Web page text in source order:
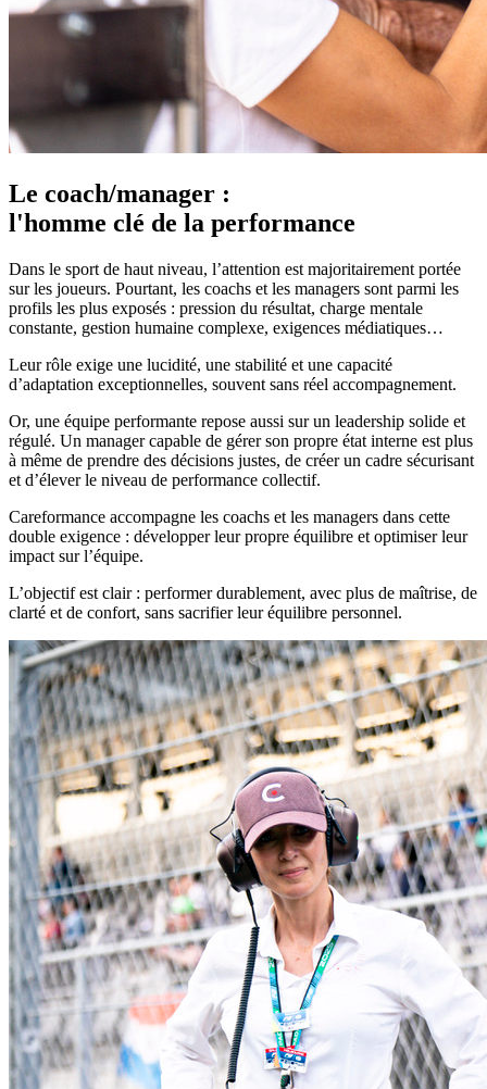
Le coach/manager :
l'homme clé de la performance
Dans le sport de haut niveau, l’attention est majoritairement portée
sur les joueurs. Pourtant, les coachs et les managers sont parmi les
profils les plus exposés : pression du résultat, charge mentale
constante, gestion humaine complexe, exigences médiatiques…
Leur rôle exige une lucidité, une stabilité et une capacité
d’adaptation exceptionnelles, souvent sans réel accompagnement.
Or, une équipe performante repose aussi sur un leadership solide et
régulé. Un manager capable de gérer son propre état interne est plus
à même de prendre des décisions justes, de créer un cadre sécurisant
et d’élever le niveau de performance collectif.
Careformance accompagne les coachs et les managers dans cette
double exigence : développer leur propre équilibre et optimiser leur
impact sur l’équipe.
L’objectif est clair : performer durablement, avec plus de maîtrise, de
clarté et de confort, sans sacrifier leur équilibre personnel.